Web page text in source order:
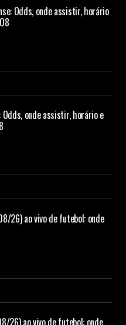
Odds, onde assistir, horário
Odds, onde assistir, horário e
26) ao vivo de futebol: onde
26) ao vivo de futebol: onde